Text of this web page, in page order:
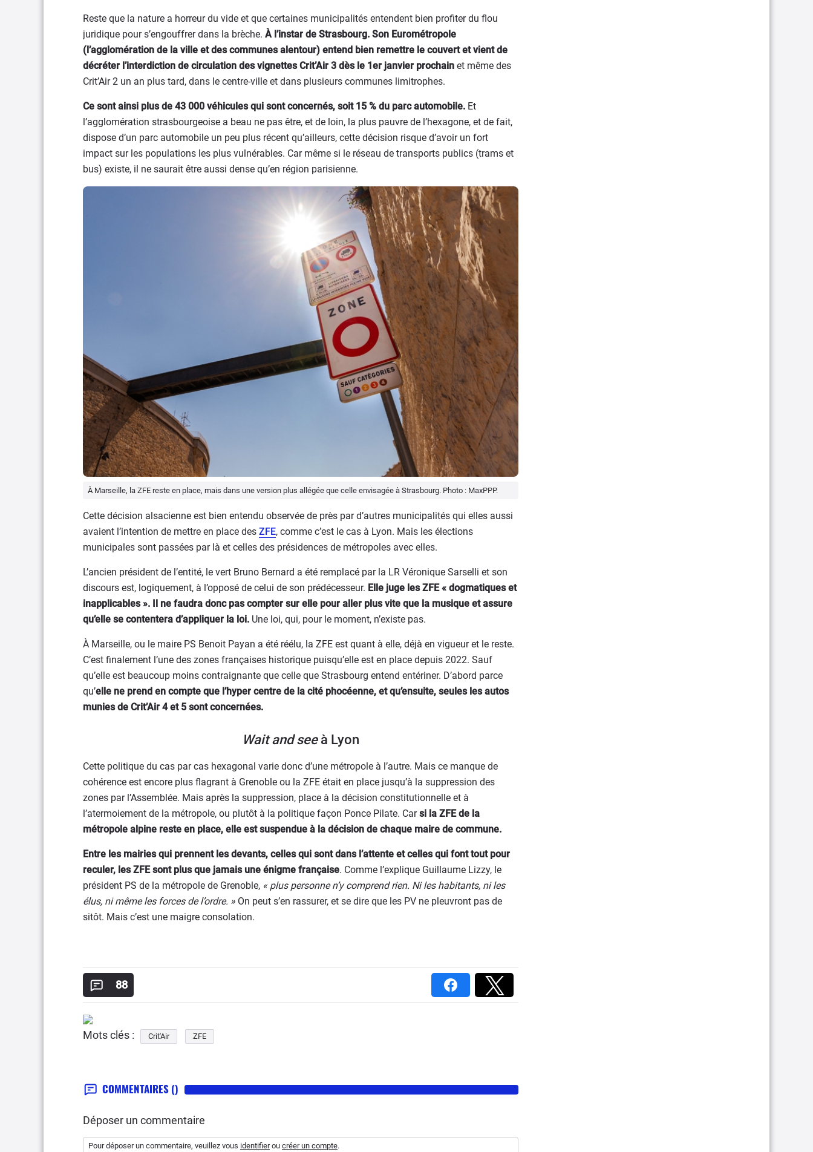
Reste que la nature a horreur du vide et que certaines municipalités entendent bien profiter du flou
juridique pour s’engouffrer dans la brèche. À l’instar de Strasbourg. Son Eurométropole
(l’agglomération de la ville et des communes alentour) entend bien remettre le couvert et vient de
décréter l’interdiction de circulation des vignettes Crit’Air 3 dès le 1er janvier prochain et même des
Crit’Air 2 un an plus tard, dans le centre-ville et dans plusieurs communes limitrophes.
Ce sont ainsi plus de 43 000 véhicules qui sont concernés, soit 15 % du parc automobile. Et
l’agglomération strasbourgeoise a beau ne pas être, et de loin, la plus pauvre de l’hexagone, et de fait,
dispose d’un parc automobile un peu plus récent qu’ailleurs, cette décision risque d’avoir un fort
impact sur les populations les plus vulnérables. Car même si le réseau de transports publics (trams et
bus) existe, il ne saurait être aussi dense qu’en région parisienne.
À Marseille, la ZFE reste en place, mais dans une version plus allégée que celle envisagée à Strasbourg. Photo : MaxPPP.
Cette décision alsacienne est bien entendu observée de près par d’autres municipalités qui elles aussi
avaient l’intention de mettre en place des ZFE, comme c’est le cas à Lyon. Mais les élections
municipales sont passées par là et celles des présidences de métropoles avec elles.
L’ancien président de l’entité, le vert Bruno Bernard a été remplacé par la LR Véronique Sarselli et son
discours est, logiquement, à l’opposé de celui de son prédécesseur. Elle juge les ZFE « dogmatiques et
inapplicables ». Il ne faudra donc pas compter sur elle pour aller plus vite que la musique et assure
qu’elle se contentera d’appliquer la loi. Une loi, qui, pour le moment, n’existe pas.
À Marseille, ou le maire PS Benoit Payan a été réélu, la ZFE est quant à elle, déjà en vigueur et le reste.
C’est finalement l’une des zones françaises historique puisqu’elle est en place depuis 2022. Sauf
qu’elle est beaucoup moins contraignante que celle que Strasbourg entend entériner. D’abord parce
qu’elle ne prend en compte que l’hyper centre de la cité phocéenne, et qu’ensuite, seules les autos
munies de Crit’Air 4 et 5 sont concernées.
Wait and seeà Lyon
Cette politique du cas par cas hexagonal varie donc d’une métropole à l’autre. Mais ce manque de
cohérence est encore plus flagrant à Grenoble ou la ZFE était en place jusqu’à la suppression des
zones par l’Assemblée. Mais après la suppression, place à la décision constitutionnelle et à
l’atermoiement de la métropole, ou plutôt à la politique façon Ponce Pilate. Carsi la ZFE de la
métropole alpine reste en place, elle est suspendue à la décision de chaque maire de commune.
Entre les mairies qui prennent les devants, celles qui sont dans l’attente et celles qui font tout pour
reculer, les ZFE sont plus que jamais une énigme française. Comme l’explique Guillaume Lizzy, le
président PS de la métropole de Grenoble, « plus personne n’y comprend rien. Ni les habitants, ni les
élus, ni même les forces de l’ordre. » On peut s’en rassurer, et se dire que les PV ne pleuvront pas de
sitôt. Mais c’est une maigre consolation.
88
Mots clés : Crit'Air ZFE
COMMENTAIRES ()
Déposer un commentaire
Pour déposer un commentaire, veuillez vous identifierou créer un compte.